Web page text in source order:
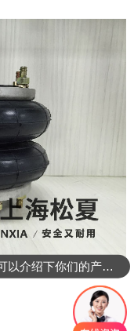
可以介绍下你们的产品么？